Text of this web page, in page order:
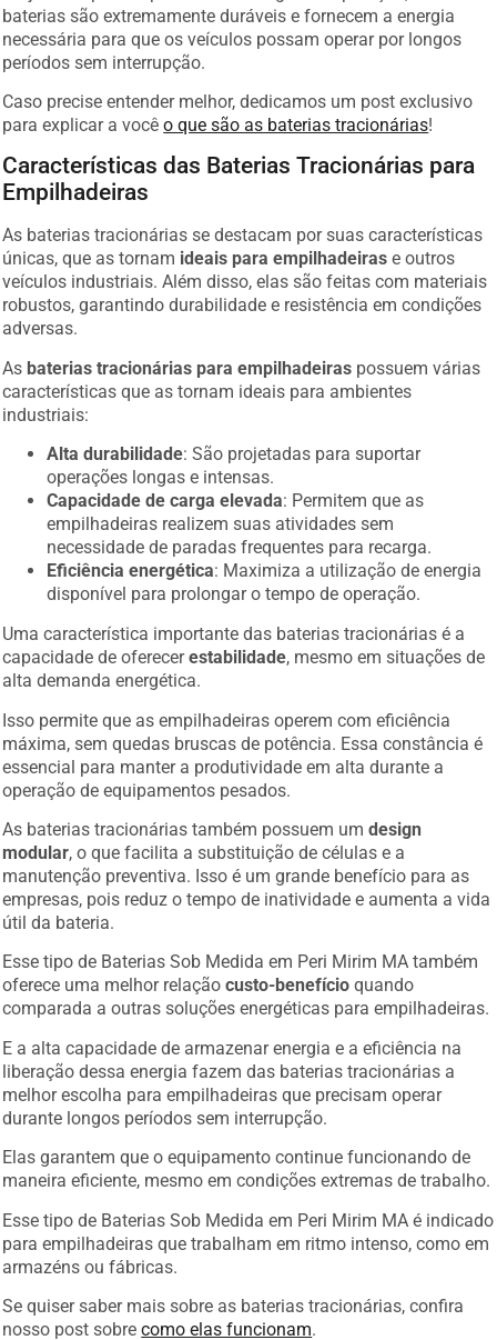
baterias são extremamente duráveis e fornecem a energia
necessária para que os veículos possam operar por longos
períodos sem interrupção.
Caso precise entender melhor, dedicamos um post exclusivo
para explicar a vocêo que são as baterias tracionárias!
Características das Baterias Tracionárias para
Empilhadeiras
As baterias tracionárias se destacam por suas características
únicas, que as tornam ideais para empilhadeiras e outros
veículos industriais. Além disso, elas são feitas com materiais
robustos, garantindo durabilidade e resistência em condições
adversas.
As baterias tracionárias para empilhadeiras possuem várias
características que as tornam ideais para ambientes
industriais:
Alta durabilidade: São projetadas para suportar
operações longas e intensas.
Capacidade de carga elevada: Permitem que as
empilhadeiras realizem suas atividades sem
necessidade de paradas frequentes para recarga.
Eficiência energética: Maximiza a utilização de energia
disponível para prolongar o tempo de operação.
Uma característica importante das baterias tracionárias é a
capacidade de oferecerestabilidade, mesmo em situações de
alta demanda energética.
Isso permite que as empilhadeiras operem com eficiência
máxima, sem quedas bruscas de potência. Essa constância é
essencial para manter a produtividade em alta durante a
operação de equipamentos pesados.
As baterias tracionárias também possuem umdesign
modular, o que facilita a substituição de células e a
manutenção preventiva. Isso é um grande benefício para as
empresas, pois reduz o tempo de inatividade e aumenta a vida
útil da bateria.
Esse tipo de Baterias Sob Medida em Peri Mirim MA também
oferece uma melhor relaçãocusto-benefício quando
comparada a outras soluções energéticas para empilhadeiras.
E a alta capacidade de armazenar energia e a eficiência na
liberação dessa energia fazem das baterias tracionárias a
melhor escolha para empilhadeiras que precisam operar
durante longos períodos sem interrupção.
Elas garantem que o equipamento continue funcionando de
maneira eficiente, mesmo em condições extremas de trabalho.
Esse tipo de Baterias Sob Medida em Peri Mirim MA é indicado
para empilhadeiras que trabalham em ritmo intenso, como em
armazéns ou fábricas.
Se quiser saber mais sobre as baterias tracionárias, confira
nosso post sobrecomo elas funcionam.